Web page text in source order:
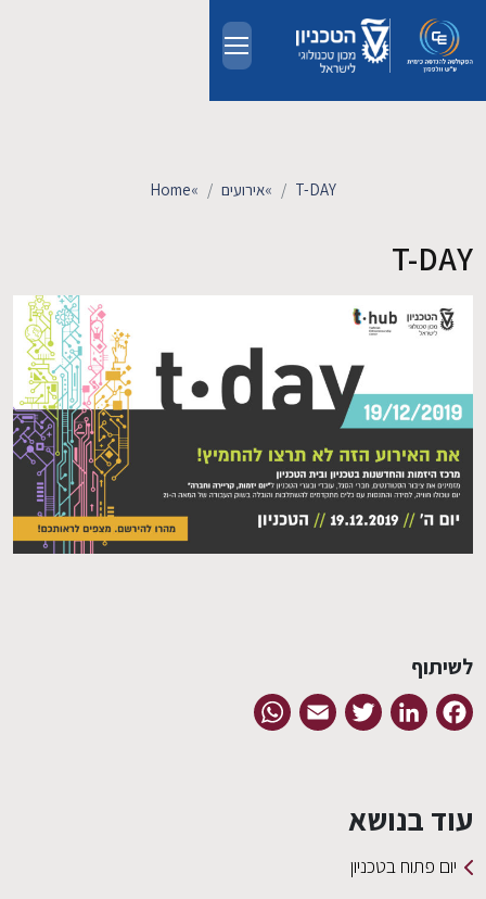
חדשות ואירועים
קשרי תעשייה
צרו קשר
Home» אירועים» T-DAY
T-DAY
לשיתוף
Facebook
LinkedIn
Twitter
Email
עוד בנושא
יום פתוח בטכניון